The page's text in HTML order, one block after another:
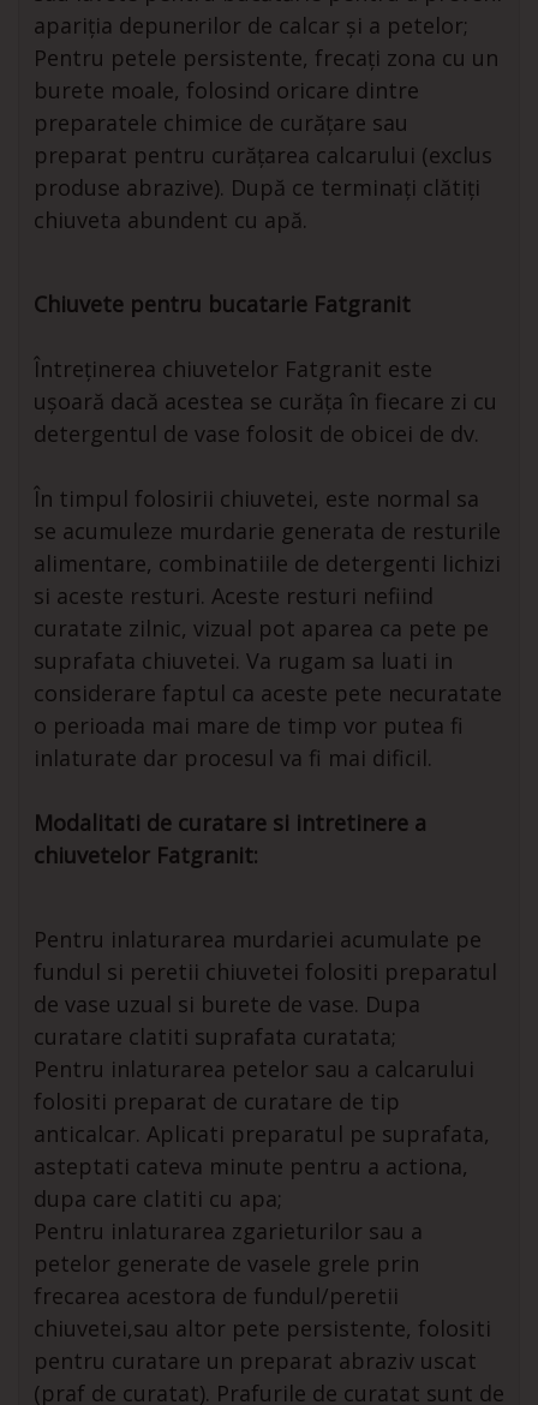
apariția depunerilor de calcar și a petelor;
Pentru petele persistente, frecați zona cu un
burete moale, folosind oricare dintre
preparatele chimice de curățare sau
preparat pentru curățarea calcarului (exclus
produse abrazive). După ce terminați clătiți
chiuveta abundent cu apă.
Chiuvete pentru bucatarie Fatgranit
Întreținerea chiuvetelor Fatgranit este
ușoară dacă acestea se curăța în fiecare zi cu
detergentul de vase folosit de obicei de dv.
În timpul folosirii chiuvetei, este normal sa
se acumuleze murdarie generata de resturile
alimentare, combinatiile de detergenti lichizi
si aceste resturi. Aceste resturi nefiind
curatate zilnic, vizual pot aparea ca pete pe
suprafata chiuvetei. Va rugam sa luati in
considerare faptul ca aceste pete necuratate
o perioada mai mare de timp vor putea fi
inlaturate dar procesul va fi mai dificil.
Modalitati de curatare si intretinere a
chiuvetelor Fatgranit:
Pentru inlaturarea murdariei acumulate pe
fundul si peretii chiuvetei folositi preparatul
de vase uzual si burete de vase. Dupa
curatare clatiti suprafata curatata;
Pentru inlaturarea petelor sau a calcarului
folositi preparat de curatare de tip
anticalcar. Aplicati preparatul pe suprafata,
asteptati cateva minute pentru a actiona,
dupa care clatiti cu apa;
Pentru inlaturarea zgarieturilor sau a
petelor generate de vasele grele prin
frecarea acestora de fundul/peretii
chiuvetei,sau altor pete persistente, folositi
pentru curatare un preparat abraziv uscat
(praf de curatat). Prafurile de curatat sunt de